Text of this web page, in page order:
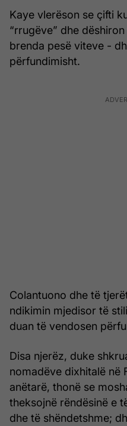
Kaye vlerëson se çifti
“rrugëve” dhe
brenda pesë viteve -
përfundimisht.
Colantuono dhe të
ndikimin mjedisor të
duan të vendosen
Disa njerëz, duke
nomadëve dixhitalë në
anëtarë, thonë se
theksojnë rëndësinë e
dhe të shëndetshme;